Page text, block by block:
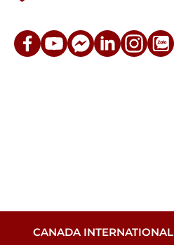
CANADA